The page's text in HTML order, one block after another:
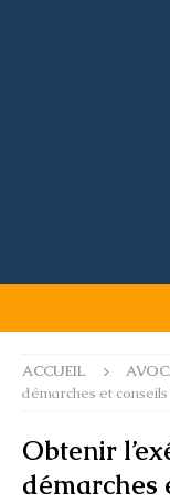
ACCUEIL
démarches et conseils
Obtenir
démarches